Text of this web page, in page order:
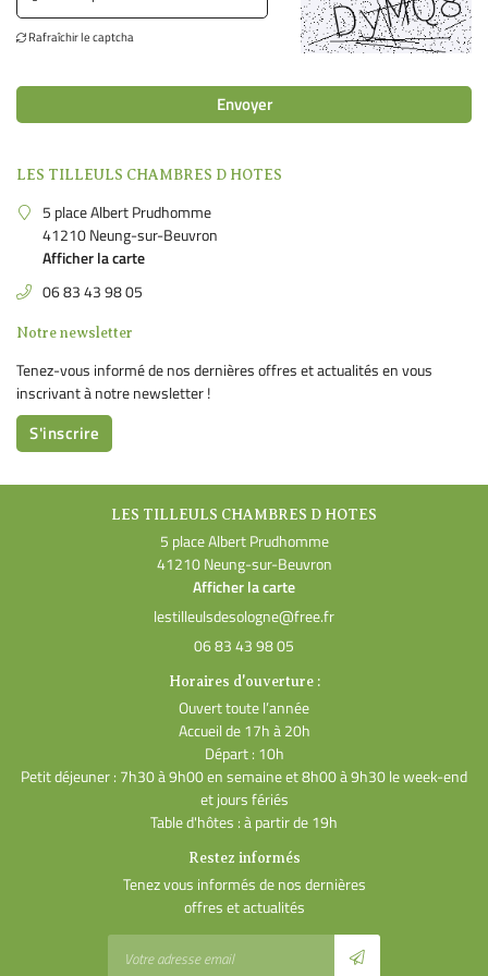
EN IMAGE
PRESTATIONS
BON CADEAU
AVIS
ACTUALITÉS
06 83 43 98
 Rafraîchir le captcha
Envoyer
LES TILLEULS CHAMBRES D HOTES
5 place Albert Prudhomme
41210 Neung-sur-Beuvron
Afficher la carte
06 83 43 98 05
Notre newsletter
Tenez-vous informé de nos dernières offres et actualités en vous
inscrivant à notrenewsletter !
S'inscrire
LES TILLEULS CHAMBRES D HOTES
5 place Albert Prudhomme
41210 Neung-sur-Beuvron
Afficher la carte
06 83 43 98 05
Horaires d'ouverture :
Ouvert toute l’année
Accueil de 17h à 20h
Départ : 10h
Petit déjeuner : 7h30 à 9h00 en semaine et 8h00 à 9h30 le week-end
et jours fériés
Table d'hôtes : à partir de 19h
Restez informés
Tenez vous informés de nos dernières
offres et actualités